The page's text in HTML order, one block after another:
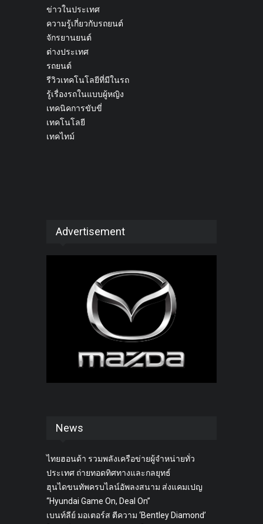
ข่าวในประเทศ
ความรู้เกี่ยวกับรถยนต์
จักรยานยนต์
ต่างประเทศ
รถยนต์
รีวิวเทคโนโลยีที่มีในรถ
รู้เรื่องรถในแบบผู้หญิง
เทคนิคการขับขี่
เทคโนโลยี
เทคไทม์
Advertisement
News
ไทยฮอนด้า รวมพลังเครือข่ายผู้จำหน่ายทั่ว
ประเทศ ถ่ายทอดทิศทางและกลยุทธ์
ฮุนไดขนทัพครบไลน์อัพลงสนาม ส่งแคมเปญ
“Hyundai Game On, Deal On”
เบนท์ลีย์ มอเตอร์ส ตีความ ‘Bentley Diamond’